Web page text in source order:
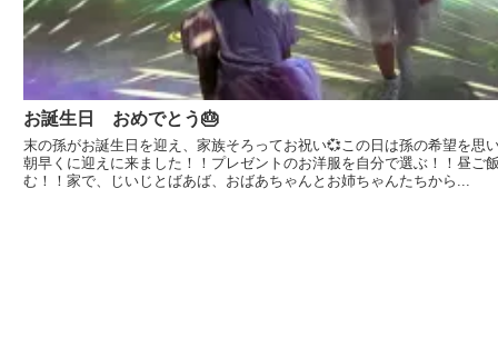
お誕生日 おめでとう🎂
末の孫がお誕生日を迎え、家族そろってお祝い💞この日は孫の希望を思
朝早くに迎えに来ました！！プレゼントのお洋服を自分で選ぶ！！昼ご
む！！家で、じいじとばあば、おばあちゃんとお姉ちゃんたちから...